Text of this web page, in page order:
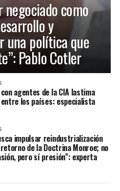
negociado como
y
una política que
Pablo Cotler
agentes de la CIA lastima
los países: especialista
impulsar reindustrialización
retorno de la Doctrina Monroe; no
pero sí presión”: experta